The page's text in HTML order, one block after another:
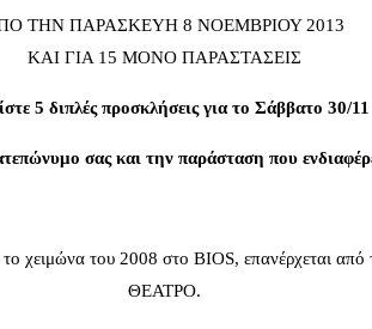
ΤΗΝ ΠΑΡΑΣΚΕΥΗ 8 ΝΟΕΜΒΡΙΟΥ 2013
ΚΑΙ ΓΙΑ 15 ΜΟΝΟ ΠΑΡΑΣΤΑΣΕΙΣ
5 διπλές προσκλήσεις για το Σάββατο 30/11
σας και την παράσταση που
χειμώνα του 2008 στο BIOS, επανέρχεται
ΘΕΑΤΡΟ.